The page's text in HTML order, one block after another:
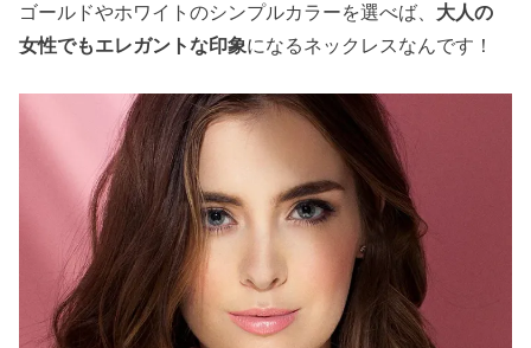
ゴールドやホワイトのシンプルカラーを選べば、 大人の
女性でもエレガントな印象になるネックレスなんです！